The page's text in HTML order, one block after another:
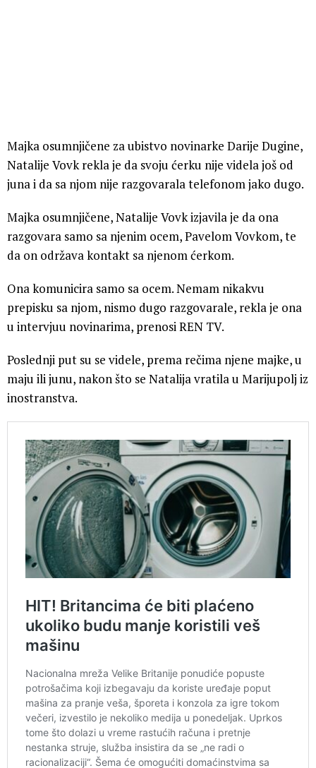
Majka osumnjičene za ubistvo novinarke Darije Dugine,
Natalije Vovk rekla je da svoju ćerku nije videla još od
juna i da sa njom nije razgovarala telefonom jako dugo.
Majka osumnjičene, Natalije Vovk izjavila je da ona
razgovara samo sa njenim ocem, Pavelom Vovkom, te
da on održava kontakt sa njenom ćerkom.
Ona komunicira samo sa ocem. Nemam nikakvu
prepisku sa njom, nismo dugo razgovarale, rekla je ona
u intervjuu novinarima, prenosi REN TV.
Poslednji put su se videle, prema rečima njene majke, u
maju ili junu, nakon što se Natalija vratila u Marijupolj iz
inostranstva.